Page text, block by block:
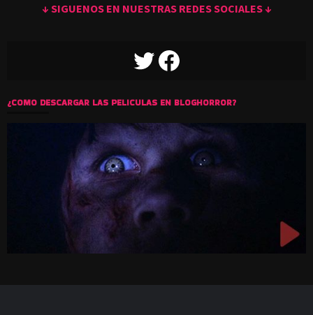
↓ SIGUENOS EN NUESTRAS REDES SOCIALES ↓
TWITTERFACEBOOK
¿COMO DESCARGAR LAS PELICULAS EN BLOGHORROR?